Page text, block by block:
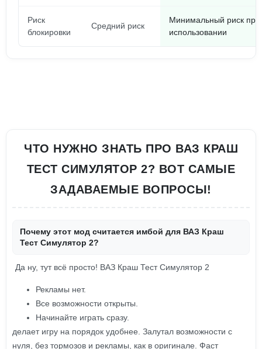
Риск
блокировки
Средний риск
Минимальный риск
использовании
ЧТО НУЖНО ЗНАТЬ ПРО ВАЗ КРАШ
ТЕСТ СИМУЛЯТОР 2? ВОТ САМЫЕ
ЗАДАВАЕМЫЕ ВОПРОСЫ!
Почему этот мод считается имбой для ВАЗ Краш
Тест Симулятор 2?
Да ну, тут всё просто! ВАЗ Краш Тест Симулятор 2
Рекламы нет.
Все возможности открыты.
Начинайте играть сразу.
делает игру на порядок удобнее. Залутал возможности с
нуля, без тормозов и рекламы, как в оригинале. Фаст